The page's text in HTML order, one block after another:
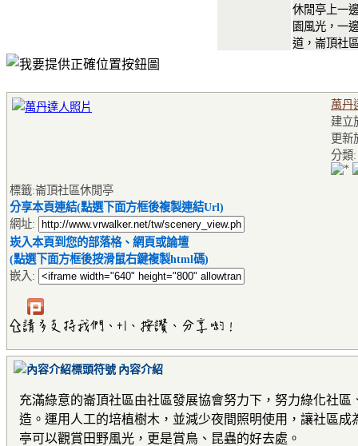
休閒亭上一
園風光，一
道，崙頂社
萬丹
建立
更新
分類:
標籤:崙頂社區休閒亭
分享本頁連結(點選下面方框後複製連結Url)
網址:
崁入本頁到您的部落格、網頁或論壇
(點選下面方框後按滑鼠右鍵複製html碼)
嵌入:
內容介紹
充滿綠意的崙頂社區由社區發展協會努力下，努力綠化社
造。運用人工的培植樹木，並減少夜間照明使用，讓社區
亭可以觀賞田野風光，更是賞鳥、昆蟲的好去處。